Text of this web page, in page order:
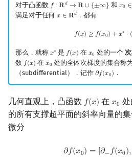
对于凸函数 𝑓 : 𝐑𝑑 → 𝐑∪ {±∞}
f:R d→ R∪ {±∞} 和 𝑥0 ∈
x0 ∈
满足对于任何 𝑥 ∈ 𝐑𝑑
x∈Rd ，都有
𝑓(𝑥) ≥ 𝑓(𝑥0) + 𝑥∗ ⋅ (
(x ≥f(x0) +x ∗⋅ x −
那么，就称 𝑥∗
x∗是 𝑓(𝑥)
f(x) 在 𝑥0
x0 处的一个
数 𝑓(𝑥)
f(x) 在 𝑥0
x0 处的全体次梯度的集合称
（subdifferential），记作 𝜕𝑓(𝑥0)
∂f(x0) ．
几何直观上，凸函数 𝑓(𝑥)
f(x) 在𝑥0
x0
的所有支撑超平面的斜率向量的
微分
𝜕𝑓(𝑥0) = [𝜕−𝑓(𝑥0),
∂f(x 0)= [∂− (x0) ,∂